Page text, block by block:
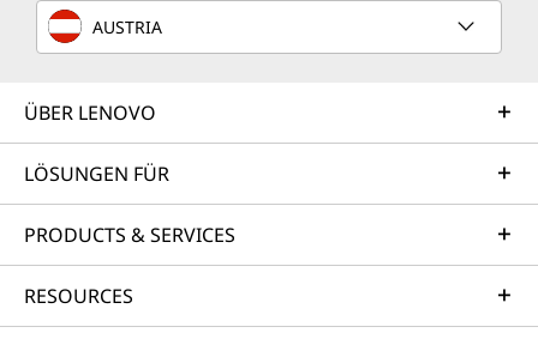
AUSTRIA
ÜBER LENOVO
LÖSUNGEN FÜR
PRODUCTS & SERVICES
RESOURCES